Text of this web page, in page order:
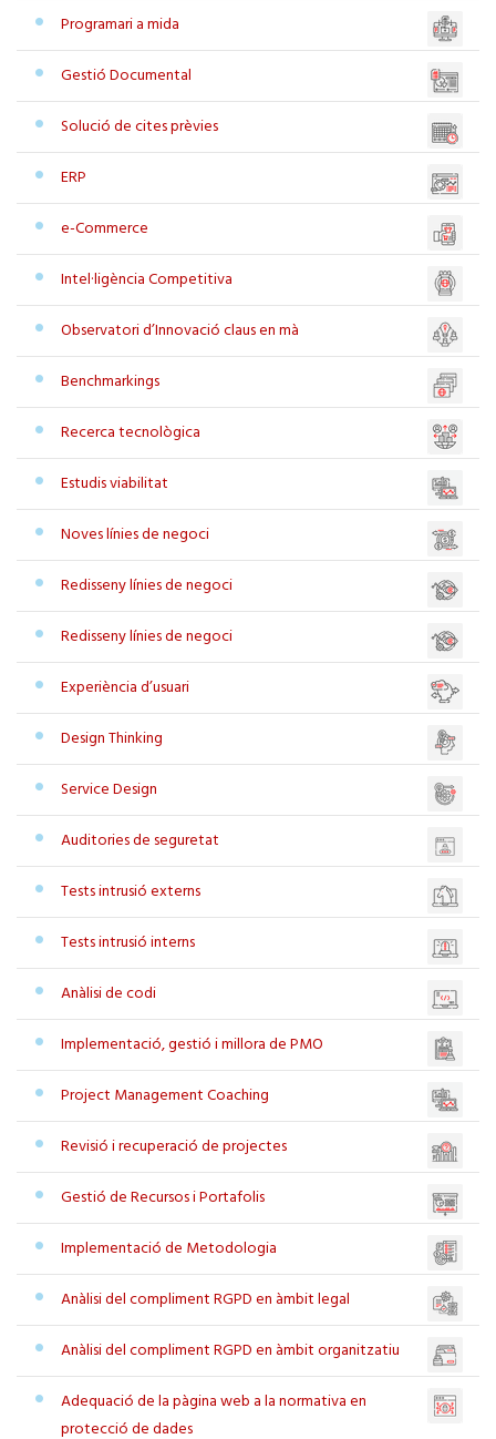
Programari a mida
Gestió Documental
Solució de cites prèvies
ERP
e-Commerce
Intel·ligència Competitiva
Observatori d’Innovació claus en mà
Benchmarkings
Recerca tecnològica
Estudis viabilitat
Noves línies de negoci
Redisseny línies de negoci
Redisseny línies de negoci
Experiència d’usuari
Design Thinking
Service Design
Auditories de seguretat
Tests intrusió externs
Tests intrusió interns
Anàlisi de codi
Implementació, gestió i millora de PMO
Project Management Coaching
Revisió i recuperació de projectes
Gestió de Recursos i Portafolis
Implementació de Metodologia
Anàlisi del compliment RGPD en àmbit legal
Anàlisi del compliment RGPD en àmbit organitzatiu
Adequació de la pàgina web a la normativa en
protecció de dades